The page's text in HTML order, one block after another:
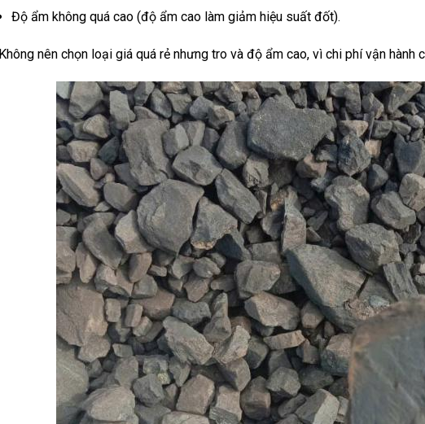
Độ ẩm không quá cao (độ ẩm cao làm giảm hiệu suất đốt).
Không nên chọn loại giá quá rẻ nhưng tro và độ ẩm cao, vì chi phí vận hành